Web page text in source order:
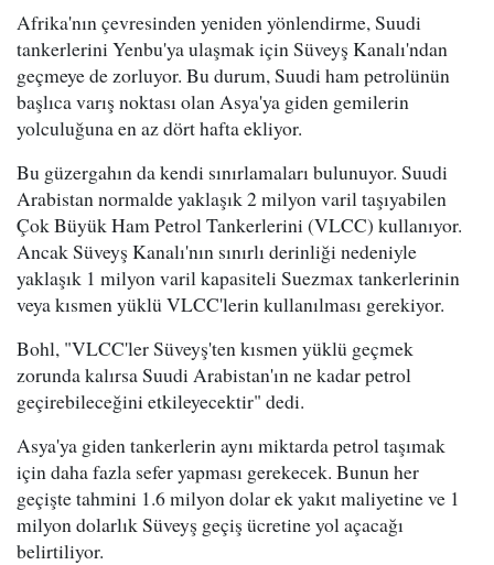
Afrika'nın çevresinden yeniden yönlendirme, Suudi
tankerlerini Yenbu'ya ulaşmak için Süveyş Kanalı'ndan
geçmeye de zorluyor. Bu durum, Suudi ham petrolünün
başlıca varış noktası olan Asya'ya giden gemilerin
yolculuğuna en az dört hafta ekliyor.
Bu güzergahın da kendi sınırlamaları bulunuyor. Suudi
Arabistan normalde yaklaşık 2 milyon varil taşıyabilen
Çok Büyük Ham Petrol Tankerlerini (VLCC) kullanıyor.
Ancak Süveyş Kanalı'nın sınırlı derinliği nedeniyle
yaklaşık 1 milyon varil kapasiteli Suezmax tankerlerinin
veya kısmen yüklü VLCC'lerin kullanılması gerekiyor.
Bohl, "VLCC'ler Süveyş'ten kısmen yüklü geçmek
zorunda kalırsa Suudi Arabistan'ın ne kadar petrol
geçirebileceğini etkileyecektir" dedi.
Asya'ya giden tankerlerin aynı miktarda petrol taşımak
için daha fazla sefer yapması gerekecek. Bunun her
geçişte tahmini 1.6 milyon dolar ek yakıt maliyetine ve 1
milyon dolarlık Süveyş geçiş ücretine yol açacağı
belirtiliyor.